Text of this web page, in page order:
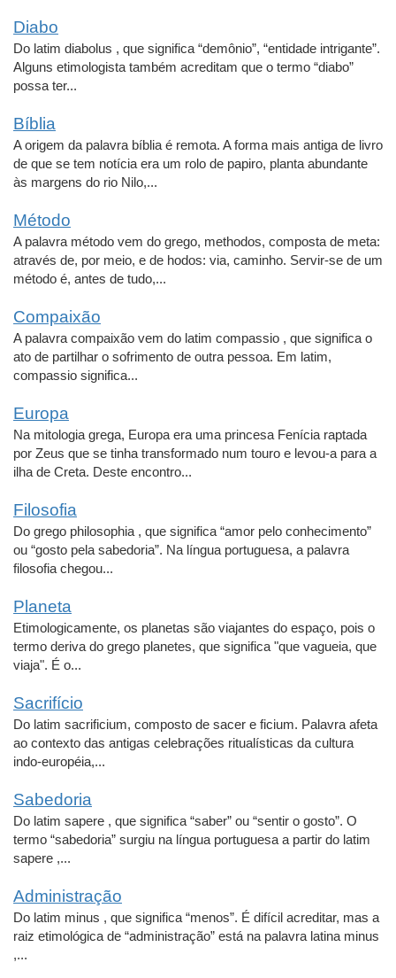
Diabo
Do latim diabolus , que significa “demônio”, “entidade intrigante”.
Alguns etimologista também acreditam que o termo “diabo”
possa ter...
Bíblia
A origem da palavra bíblia é remota. A forma mais antiga de livro
de que se tem notícia era um rolo de papiro, planta abundante
às margens do rio Nilo,...
Método
A palavra método vem do grego, methodos, composta de meta:
através de, por meio, e de hodos: via, caminho. Servir-se de um
método é, antes de tudo,...
Compaixão
A palavra compaixão vem do latim compassio , que significa o
ato de partilhar o sofrimento de outra pessoa. Em latim,
compassio significa...
Europa
Na mitologia grega, Europa era uma princesa Fenícia raptada
por Zeus que se tinha transformado num touro e levou-a para a
ilha de Creta. Deste encontro...
Filosofia
Do grego philosophia , que significa “amor pelo conhecimento”
ou “gosto pela sabedoria”. Na língua portuguesa, a palavra
filosofia chegou...
Planeta
Etimologicamente, os planetas são viajantes do espaço, pois o
termo deriva do grego planetes, que significa "que vagueia, que
viaja". É o...
Sacrifício
Do latim sacrificium, composto de sacer e ficium. Palavra afeta
ao contexto das antigas celebrações ritualísticas da cultura
indo-européia,...
Sabedoria
Do latim sapere , que significa “saber” ou “sentir o gosto”. O
termo “sabedoria” surgiu na língua portuguesa a partir do latim
sapere ,...
Administração
Do latim minus , que significa “menos”. É difícil acreditar, mas a
raiz etimológica de “administração” está na palavra latina minus
,...